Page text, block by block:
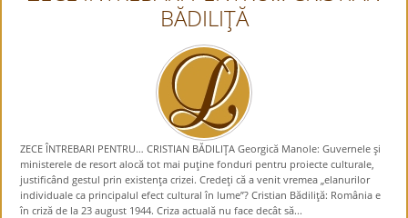
BĂDILIŢĂ
ZECE ÎNTREBARI PENTRU… CRISTIAN BĂDILIŢA Georgică Manole: Guvernele şi
ministerele de resort alocă tot mai puţine fonduri pentru proiecte culturale,
justificând gestul prin existenţa crizei. Credeţi că a venit vremea „elanurilor
individuale ca principalul efect cultural în lume”? Cristian Bădiliţă: România e
în criză de la 23 august 1944. Criza actuală nu face decât să...